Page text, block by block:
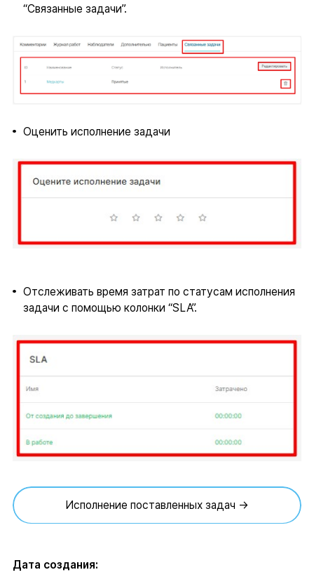
“Связанные задачи”.
Оценить исполнение задачи
Отслеживать время затрат по статусам исполнения
задачи с помощью колонки “SLA”.
Исполнение поставленных задач →
Дата создания: